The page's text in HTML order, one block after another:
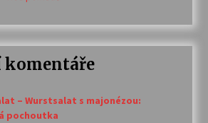
komentáře
– Wurstsalat s majonézou:
pochoutka